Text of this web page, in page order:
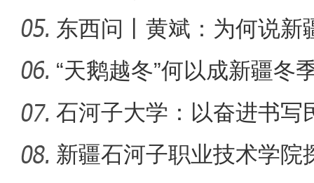
侨乡故事 | 喀什土陶技艺
何以实
东西问丨黄斌：为何说新
一部交
“天鹅越冬”何以成新疆冬
石河子大学：以奋进书写
新疆石河子职业技术学院